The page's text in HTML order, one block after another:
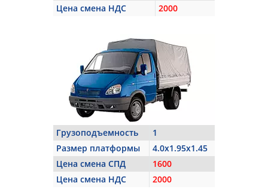
Цена смена НДС
2000
Грузоподъемность
1
Размер платформы
4.0x1.95x1.45
Цена смена СПД
1600
Цена смена НДС
2000